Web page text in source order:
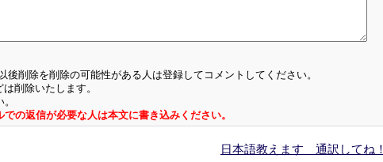
削除を削除の可能性がある人は登録してコメントしてください。
削除いたします。
の返信が必要な人は本文に書き込みください。
日本語教えます 通訳してね！